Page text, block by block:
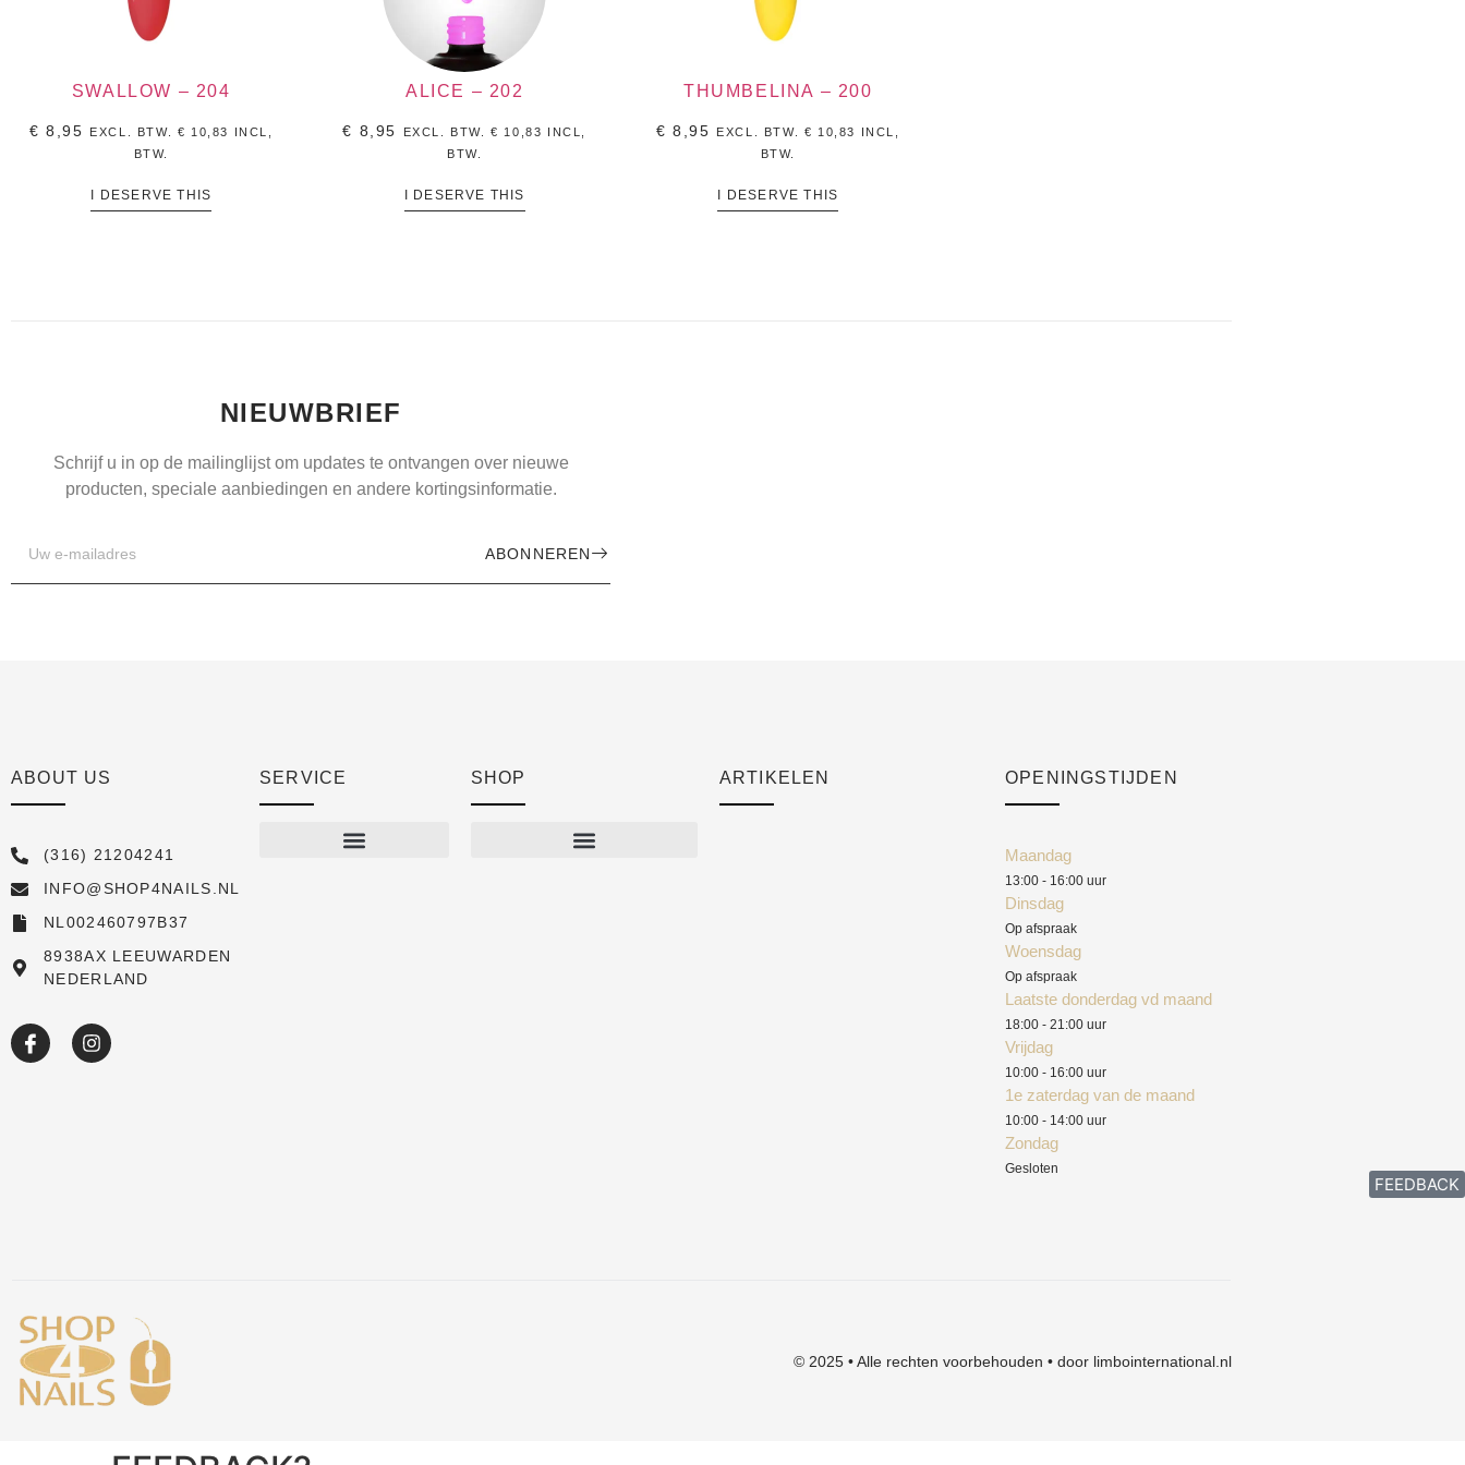
SWALLOW – 204
€ 8,95 EXCL. BTW. € 10,83
INCL,
BTW.
I DESERVE THIS
ALICE – 202
€ 8,95 EXCL. BTW.€ 10,83
INCL,
BTW.
I DESERVE THIS
THUMBELINA – 200
€ 8,95 EXCL. BTW. € 10,83
INCL,
BTW.
I DESERVE THIS
NIEUWBRIEF
Schrijf u in op de mailinglijst om updates te ontvangen over nieuwe
producten, speciale aanbiedingen en andere kortingsinformatie.
ABONNEREN
ABOUT US
(316) 21204241
INFO@SHOP4NAILS.NL
NL002460797B37
8938AX LEEUWARDEN
NEDERLAND
SERVICE SHOP ARTIKELEN OPENINGSTIJDEN
Maandag
13:00 - 16:00 uur
Dinsdag
Op afspraak
Woensdag
Op afspraak
Laatste donderdag vd maand
18:00 - 21:00 uur
Vrijdag
10:00 - 16:00 uur
1e zaterdag van de maand
10:00 - 14:00 uur
Zondag
Gesloten
© 2025 • Alle rechten voorbehouden • door limbointernational.nl
FEEDBACK